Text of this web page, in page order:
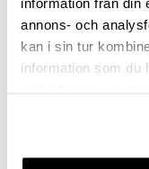
annons- och
kan i sin tur
information som du